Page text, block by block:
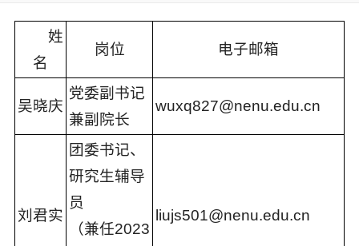
姓
名
岗位 电子邮箱
吴晓庆
党委副书记
兼副院长
wuxq827@nenu.edu.cn
刘君实
团委书记、
研究生辅导
员
（兼任2023
liujs501@nenu.edu.cn